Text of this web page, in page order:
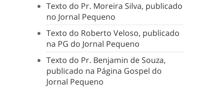
Texto do Pr. Moreira Silva, publicado
no Jornal Pequeno
Texto do Roberto Veloso, publicado
na PG do Jornal Pequeno
Texto do Pr. Benjamin de Souza,
publicado na Página Gospel do
Jornal Pequeno